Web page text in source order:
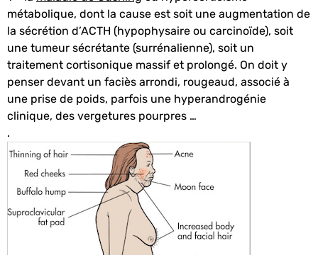
métabolique, dont la cause est soit une augmentation de
la sécrétion d’ACTH (hypophysaire ou carcinoïde), soit
une tumeur sécrétante (surrénalienne), soit un
traitement cortisonique massif et prolongé. On doit y
penser devant un faciès arrondi, rougeaud, associé à
une prise de poids, parfois une hyperandrogénie
clinique, des vergetures pourpres …
.